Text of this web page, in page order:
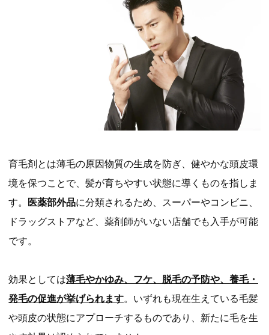
育毛剤とは薄毛の原因物質の生成を防ぎ、健やかな頭皮環
境を保つことで、髪が育ちやすい状態に導くものを指しま
す。
医薬部外品に分類されるため、スーパーやコンビニ、
ドラッグストアなど、薬剤師がいない店舗でも入手が可能
です。
効果としては薄毛やかゆみ、フケ、脱毛の予防や、養毛・
発毛の促進が挙げられます。いずれも現在生えている毛髪
や頭皮の状態にアプローチするものであり、新たに毛を生